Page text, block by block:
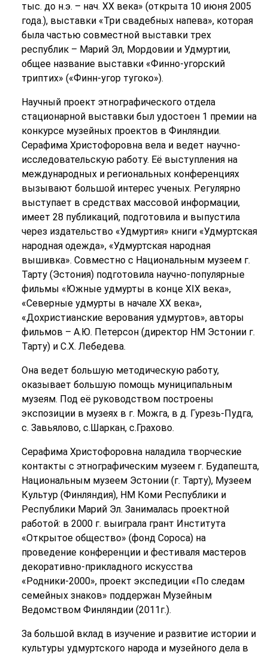
тыс. до н.э. – нач. ХХ века» (открыта 10 июня 2005
года.), выставки «Три свадебных напева», которая
была частью совместной выставки трех
республик – Марий Эл, Мордовии и Удмуртии,
общее название выставки «Финно-угорский
триптих» («Финн-угор тугоко»).
Научный проект этнографического отдела
стационарной выставки был удостоен 1 премии на
конкурсе музейных проектов в Финляндии.
Серафима Христофоровна вела и ведет научно-
исследовательскую работу. Её выступления на
международных и региональных конференциях
вызывают большой интерес ученых. Регулярно
выступает в средствах массовой информации,
имеет 28 публикаций, подготовила и выпустила
через издательство «Удмуртия» книги «Удмуртская
народная одежда», «Удмуртская народная
вышивка». Совместно с Национальным музеем г.
Тарту (Эстония) подготовила научно-популярные
фильмы «Южные удмурты в конце ХIХ века»,
«Северные удмурты в начале ХХ века»,
«Дохристианские верования удмуртов», авторы
фильмов – А.Ю. Петерсон (директор НМ Эстонии г.
Тарту) и С.Х. Лебедева.
Она ведет большую методическую работу,
оказывает большую помощь муниципальным
музеям. Под её руководством построены
экспозиции в музеях в г. Можга, в д. Гурезь-Пудга,
с. Завьялово, с.Шаркан, с.Грахово.
Серафима Христофоровна наладила творческие
контакты с этнографическим музеем г. Будапешта,
Национальным музеем Эстонии (г. Тарту), Музеем
Культур (Финляндия), НМ Коми Республики и
Республики Марий Эл. Занималась проектной
работой: в 2000 г. выиграла грант Института
«Открытое общество» (фонд Сороса) на
проведение конференции и фестиваля мастеров
декоративно-прикладного искусства
«Родники-2000», проект экспедиции «По следам
семейных знаков» поддержан Музейным
Ведомством Финляндии (2011г.).
За большой вклад в изучение и развитие истории и
культуры удмуртского народа и музейного дела в